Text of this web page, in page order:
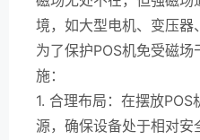
境，如大型电机、变压器
为了保护POS机免受磁
施：
1. 合理布局：在摆放
源，确保设备处于相对安